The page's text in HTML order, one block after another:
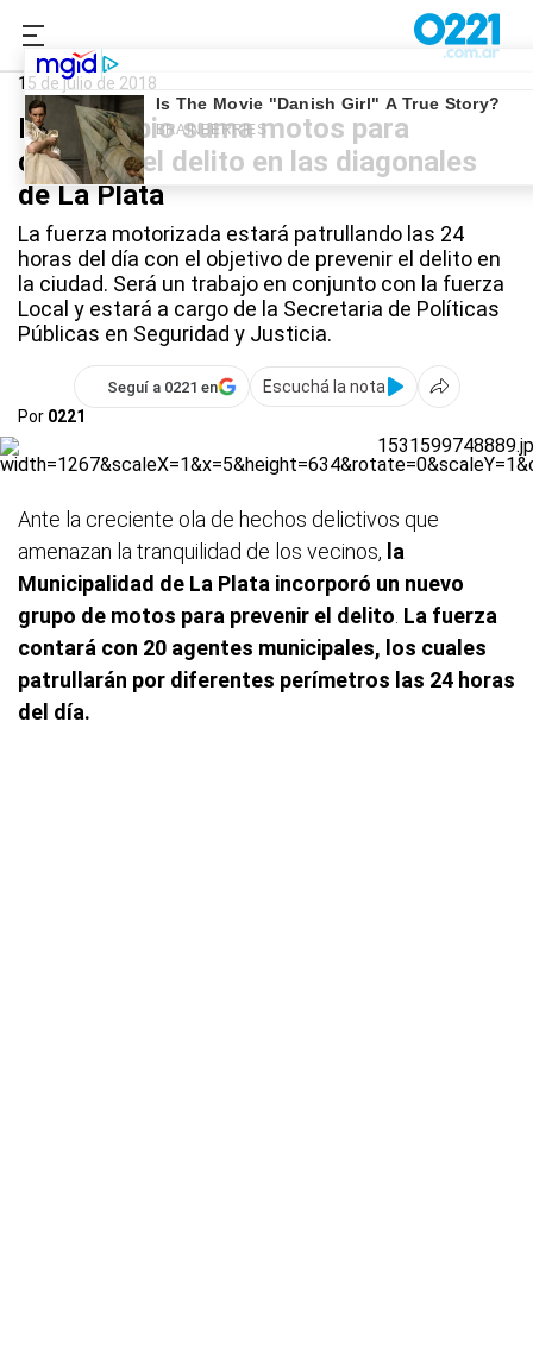
0221.com.ar
15 de julio de 2018
El Municipio suma motos para
combatir el delito en las diagonales
de La Plata
La fuerza motorizada estará patrullando las 24
horas del día con el objetivo de prevenir el delito en
la ciudad. Será un trabajo en conjunto con la fuerza
Local y estará a cargo de la Secretaria de Políticas
Públicas en Seguridad y Justicia.
Seguí a 0221 en
Escuchá la nota
Por 0221
Ante la creciente ola de hechos delictivos que
amenazan la tranquilidad de los vecinos, la
Municipalidad de La Plata incorporó un nuevo
grupo de motos para prevenir el delito La fuerza
contará con 20 agentes municipales, los cuales
patrullarán por diferentes perímetros las 24 horas
del día.